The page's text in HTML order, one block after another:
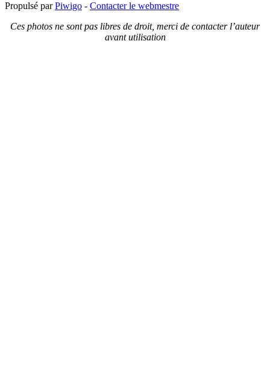
Propulsé parPiwigo - Contacter le webmestre
Ces photos ne sont pas libres de droit, merci de contacter l’auteur
avant utilisation